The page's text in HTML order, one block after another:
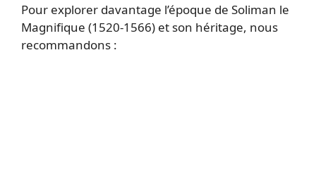
Pour explorer davantage l’époque de Soliman le
Magnifique (1520-1566) et son héritage, nous
recommandons :